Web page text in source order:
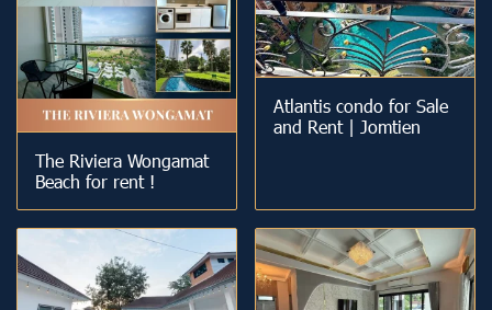
The Riviera Wongamat
Beach for rent !
Atlantis condo for Sale
and Rent | Jomtien